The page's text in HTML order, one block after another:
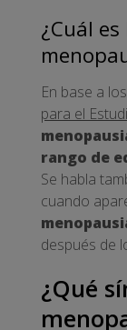
¿Cuál
En base a
para el
rango de
Se habla
cuando
después de
¿Qué